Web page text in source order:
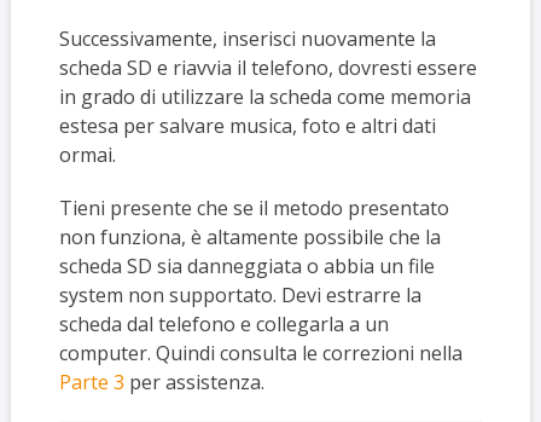
Successivamente, inserisci nuovamente la
scheda SD e riavvia il telefono, dovresti essere
in grado di utilizzare la scheda come memoria
estesa per salvare musica, foto e altri dati
ormai.
Tieni presente che se il metodo presentato
non funziona, è altamente possibile che la
scheda SD sia danneggiata o abbia un file
system non supportato. Devi estrarre la
scheda dal telefono e collegarla a un
computer. Quindi consulta le correzioni nella
Parte 3 per assistenza.